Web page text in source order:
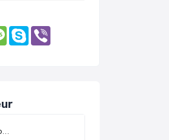
MessageSkype